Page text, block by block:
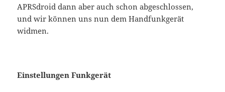
APRSdroid dann aber auch schon abgeschlossen,
und wir können uns nun dem Handfunkgerät
widmen.
Einstellungen Funkgerät